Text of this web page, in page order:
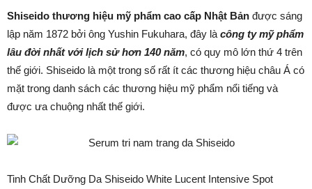
Shiseido thương hiệu mỹ phẩm cao cấp Nhật Bản được sáng
lập năm 1872 bởi ông Yushin Fukuhara, đây là công ty mỹ phẩm
lâu đời nhất với lịch sử hơn 140 năm, có quy mô lớn thứ 4 trên
thế giới. Shiseido là một trong số rất ít các thương hiệu châu Á có
mặt trong danh sách các thương hiệu mỹ phẩm nổi tiếng và
được ưa chuộng nhất thế giới.
Tinh Chất Dưỡng Da Shiseido White Lucent Intensive Spot